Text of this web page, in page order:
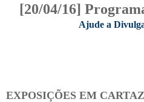
[20/04/16]
Ajude a
EXPOSIÇÕES EM CARTAZ